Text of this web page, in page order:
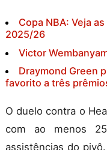
Copa NBA: Veja
2025/26
Victor
Draymond Green
favorito a três
O duelo contra o
com ao menos
assistências do